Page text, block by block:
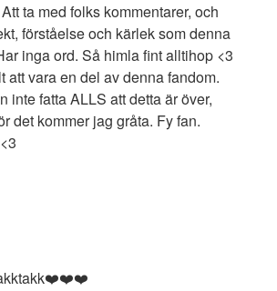
ta med folks kommentarer, och
förståelse och kärlek som denna
inga ord. Så himla fint alltihop <3
att vara en del av denna fandom.
inte fatta ALLS att detta är över,
det kommer jag gråta. Fy fan.